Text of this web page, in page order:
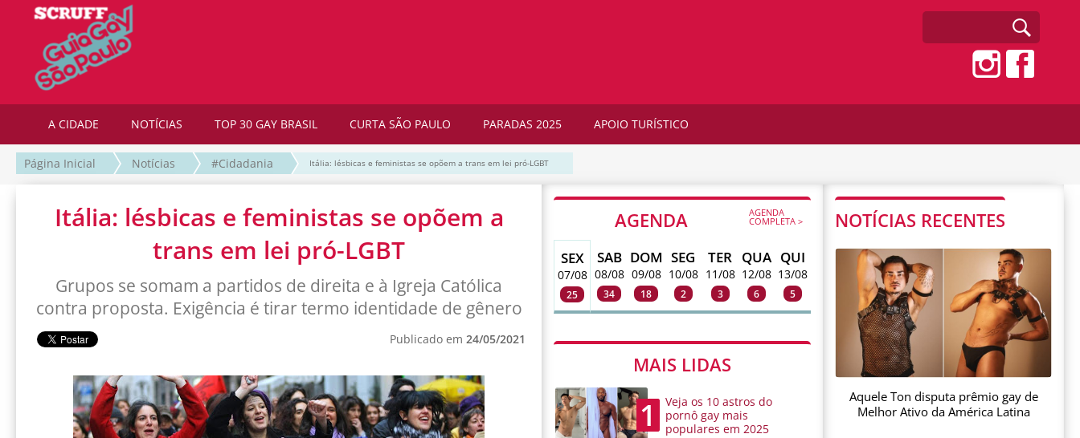
A CIDADE NOTÍCIAS TOP 30 GAY BRASIL CURTA SÃO PAULO PARADAS 2025 APOIO TURÍSTICO
Página Inicial Notícias #Cidadania Itália: lésbicas e feministas se opõem a trans em lei pró-LGBT
Itália: lésbicas e feministas se opõem a
trans em lei pró-LGBT
Grupos se somam a partidos de direita e à Igreja Católica
contra proposta. Exigência é tirar termo identidade de gênero
Publicado em 24/05/2021
AGENDA AGENDA
COMPLETA >
SEX
07/08
25
SAB
08/08
34
DOM
09/08
18
SEG
10/08
2
TER
11/08
3
QUA
12/08
6
QUI
13/08
5
MAIS LIDAS
1
Veja os 10 astros do
pornô gay mais
populares em 2025
NOTÍCIAS RECENTES
Aquele Ton disputa prêmio gay de
Melhor Ativo da América Latina